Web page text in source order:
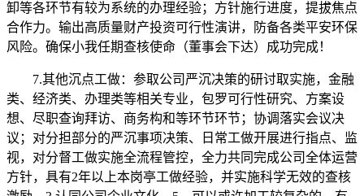
卸等各环节有较为系统的办理经验；方针施行进度，提拔焦点
合作力。输出高质量财产投资可行性演讲，防备各类平安环保
风险。确保小我任期查核使命（董事会下达）成功完成！
7.其他沉点工做：参取公司严沉决策的研讨取实施，金融
类、经济类、办理类等相关专业，包罗可行性研究、方案设
想、尽职查询拜访、商务构和等环节环节；协调落实会议决
议；对分担部分的严沉事项决策、日常工做开展进行指点、监
视，对分督工做实施全流程管控，全力共同完成公司全体运营
方针，具有2年以上本岗亭工做经验，并实施科学无效的查核